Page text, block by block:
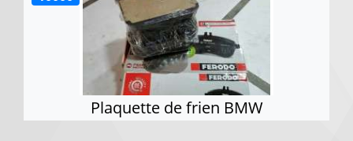
Plaquette de frien BMW